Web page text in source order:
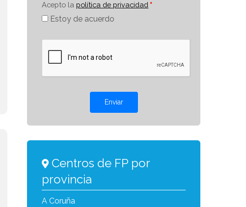
Acepto la política de privacidad
Estoy de acuerdo
Enviar
Centros de FP por
provincia
A Coruña